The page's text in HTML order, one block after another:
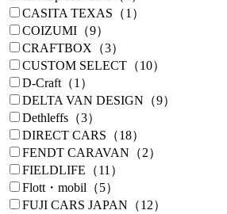
CASITA TEXAS（1）
COIZUMI（9）
CRAFTBOX（3）
CUSTOM SELECT（10）
D-Craft（1）
DELTA VAN DESIGN（9）
Dethleffs（3）
DIRECT CARS（18）
FENDT CARAVAN（2）
FIELDLIFE（11）
Flott・mobil（5）
FUJI CARS JAPAN（12）